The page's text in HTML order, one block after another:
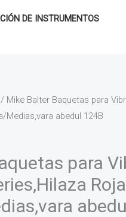
DE INSTRUMENTOS
/ Mike Balter Baquetas para
Medias,vara abedul 124B
para
Roja